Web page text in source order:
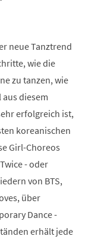
neue Tanztrend
wie die
zu tanzen, wie
diesem
erfolgreich ist,
koreanischen
Girl-Choreos
- oder
von BTS,
über
Dance -
erhält jede